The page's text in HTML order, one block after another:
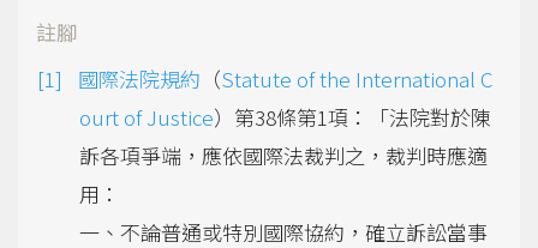
註腳
國際法院規約 （Statute of the International C
ourt of Justice）第38條第1項：「法院對於陳
訴各項爭端，應依國際法裁判之，裁判時應適
用：
一、不論普通或特別國際協約，確立訴訟當事